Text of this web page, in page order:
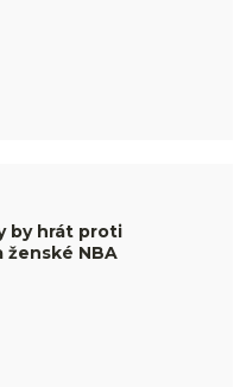
by hrát proti
ženské NBA